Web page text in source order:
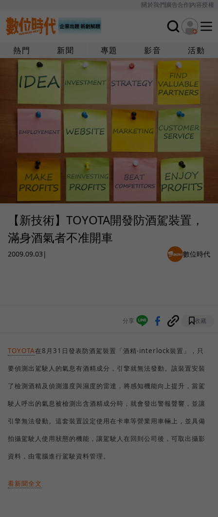
關於我們廣告合作內容授權
熱門 新聞 專題 影音 活動
【新技術】TOYOTA開發防酒駕裝置，
滿身酒氣者不准開車
2009.09.03 | 數位時代
分享 收藏
TOYOTA在8 月 31 日發表防酒駕裝置「酒精‧interlock裝置」，只
要偵測出駕駛人的氣息有酒精成分，引擎就無法發動。該裝置安裝
了檢測酒精及偵測溫度與濕度的雷達，將感知機能向上提升，當駕
駛人呼出的氣息被檢測出含酒精成分時，就會發出警報聲響，並讓
引擎無法發動。這套裝置設定使用在卡車等營業用車輛上，並具備
拍攝駕駛人使用狀態的機能，讓駕駛人在回到公司後，可取出攝影
資料，由電腦進行駕駛資料管理。
看新聞全文